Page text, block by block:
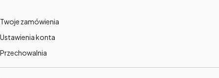
Twoje zamówienia
Ustawienia konta
Przechowalnia